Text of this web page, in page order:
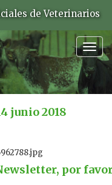
de Veterinarios
junio 2018
por